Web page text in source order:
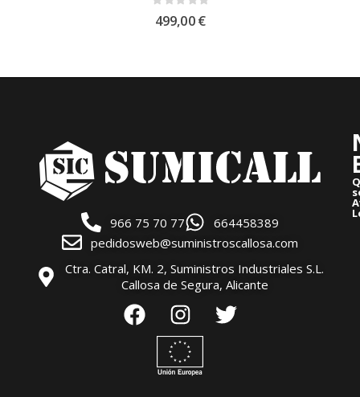
0out of 5
499,00€
966 75 70 77
664458389
pedidosweb@suministroscallosa.com
Ctra. Catral, KM. 2, Suministros Industriales S.L.
Callosa de Segura, Alicante